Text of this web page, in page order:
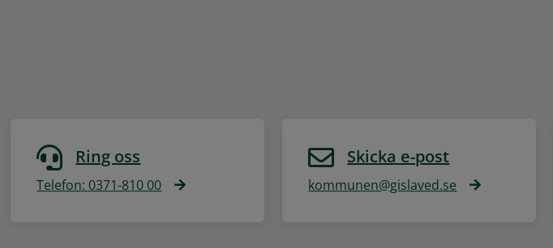
Ring oss
Telefon: 0371-810 00
Skicka e-post
kommunen@gislaved.se